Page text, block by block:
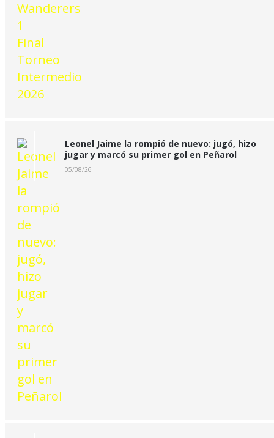
Leonel Jaime la rompió de nuevo: jugó, hizo
jugar y marcó su primer gol en Peñarol
05/08/26